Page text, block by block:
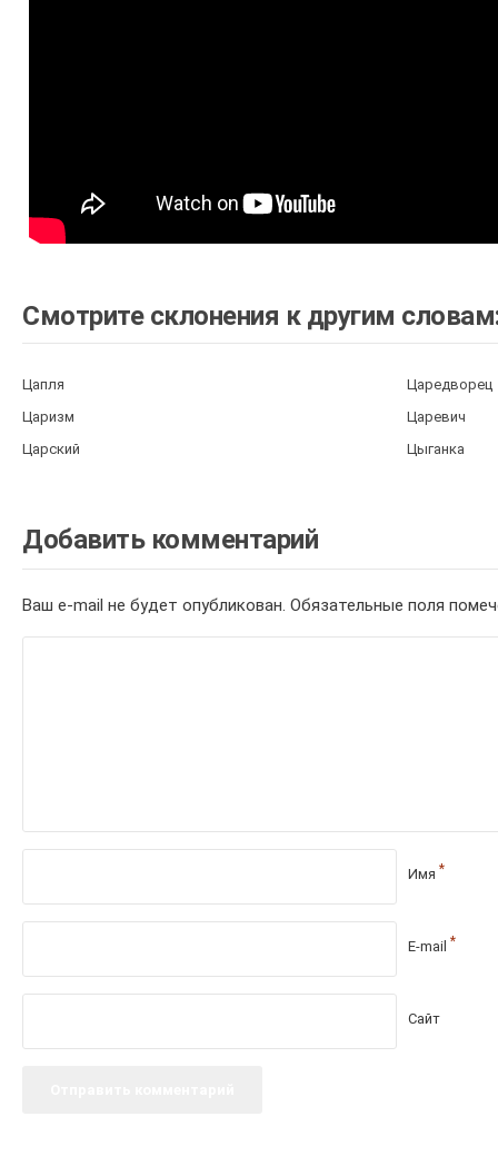
Смотрите склонения к другим
Цапля
Царедворец
Царизм
Царевич
Царский
Цыганка
Добавить комментарий
Ваш e-mail не будет опубликован. Обязательные поля
Имя *
E-mail *
Сайт